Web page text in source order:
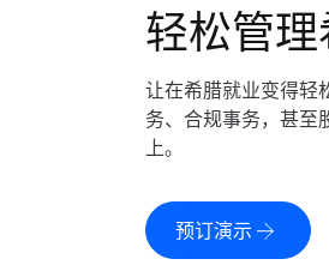
轻松管
让在希腊就业变得轻
务、合规事务，甚至
上。
预订演示